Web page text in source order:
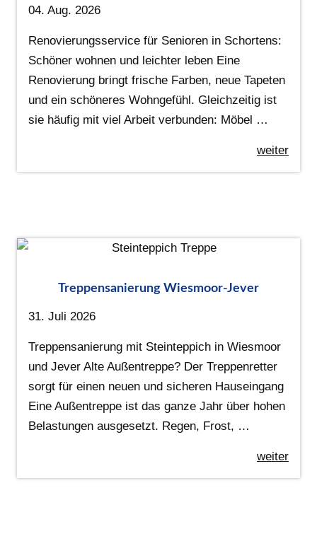
04. Aug. 2026
Renovierungsservice für Senioren in Schortens:
Schöner wohnen und leichter leben Eine
Renovierung bringt frische Farben, neue Tapeten
und ein schöneres Wohngefühl. Gleichzeitig ist
sie häufig mit viel Arbeit verbunden: Möbel …
weiter
Treppensanierung Wiesmoor-Jever
31. Juli 2026
Treppensanierung mit Steinteppich in Wiesmoor
und Jever Alte Außentreppe? Der Treppenretter
sorgt für einen neuen und sicheren Hauseingang
Eine Außentreppe ist das ganze Jahr über hohen
Belastungen ausgesetzt. Regen, Frost, …
weiter